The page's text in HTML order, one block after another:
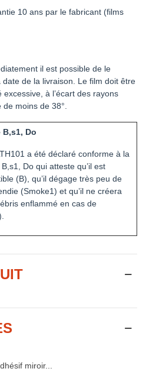
10 ans par le fabricant (films
il est possible de le
de la livraison. Le film doit être
excessive, à l’écart des rayons
moins de 38°.
B,s1, Do
a été déclaré conforme à la
Do qui atteste qu’il est
(B), qu’il dégage très peu de
(Smoke1) et qu’il ne créera
enflammé en cas de
miroir...